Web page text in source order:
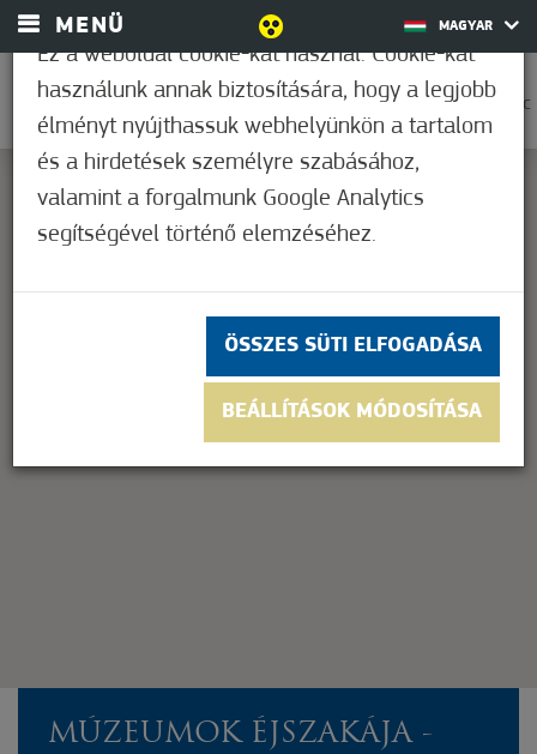
MENÜ MAGYAR
0
30,6°C
This page can't load Google Maps correctly.
Do you own this website? OK
MÚZEUMOK ÉJSZAKÁJA -
Ez a weboldal cookie-kat használ. Cookie-kat
használunk annak biztosítására, hogy a legjobb
élményt nyújthassuk webhelyünkön a tartalom
és a hirdetések személyre szabásához,
valamint a forgalmunk Google Analytics
segítségével történő elemzéséhez.
ÖSSZES SÜTI ELFOGADÁSA
BEÁLLÍTÁSOK MÓDOSÍTÁSA